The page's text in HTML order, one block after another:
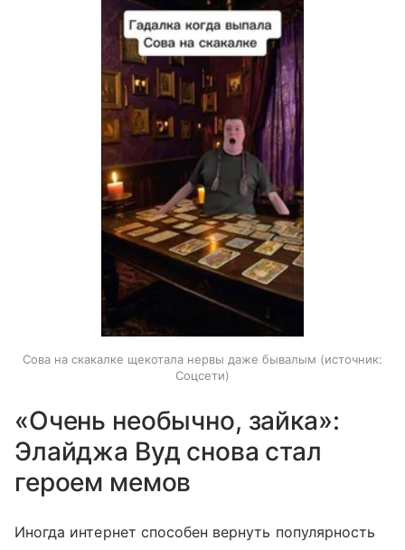
Сова на скакалке щекотала нервы даже бывалым
источник:
Соцсети
«Очень необычно, зайка»:
Элайджа Вуд снова стал
героем мемов
Иногда интернет способен вернуть популярность